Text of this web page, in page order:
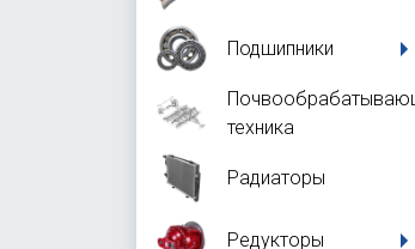
Подшипники
техника
Радиаторы
Редукторы